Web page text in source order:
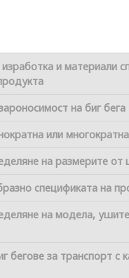
изработка и материали
на биг бега
или
на размерите
спецификата на
на модела,
бегове за транспорт с